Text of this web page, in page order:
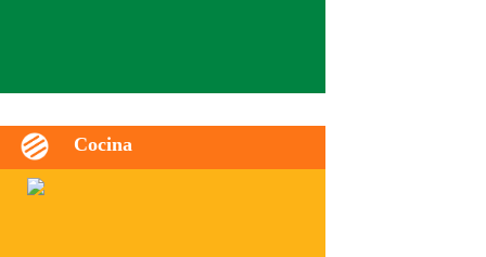
Cocina